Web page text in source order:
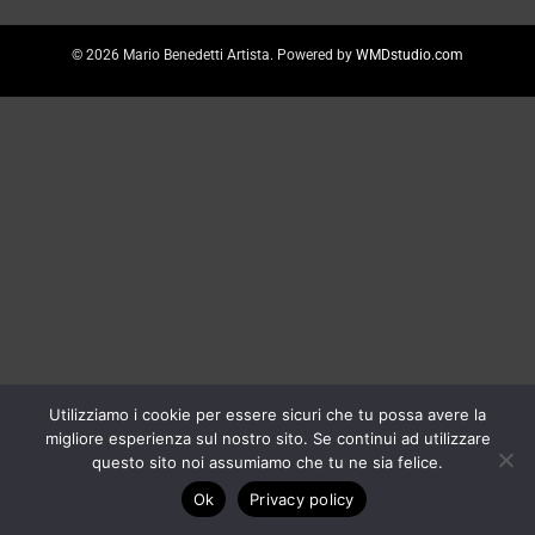
© 2026 Mario Benedetti Artista. Powered by WMDstudio.com
Utilizziamo i cookie per essere sicuri che tu possa avere la
migliore esperienza sul nostro sito. Se continui ad utilizzare
questo sito noi assumiamo che tu ne sia felice.
Ok
Privacy policy